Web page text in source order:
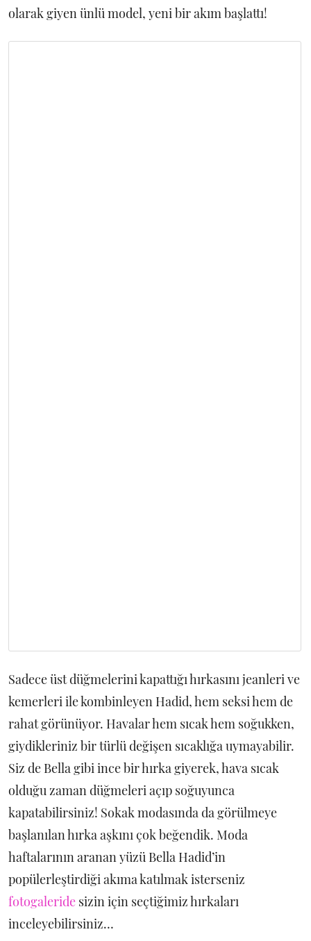
olarak giyen ünlü model, yeni bir akım başlattı!
Sadece üst düğmelerini kapattığı hırkasını jeanleri ve
kemerleri ile kombinleyen Hadid, hem seksi hem de
rahat görünüyor. Havalar hem sıcak hem soğukken,
giydikleriniz bir türlü değişen sıcaklığa uymayabilir.
Siz de Bella gibi ince bir hırka giyerek, hava sıcak
olduğu zaman düğmeleri açıp soğuyunca
kapatabilirsiniz! Sokak modasında da görülmeye
başlanılan hırka aşkını çok beğendik. Moda
haftalarının aranan yüzü Bella Hadid’in
popülerleştirdiği akıma katılmak isterseniz
fotogaleride sizin için seçtiğimiz hırkaları
inceleyebilirsiniz…